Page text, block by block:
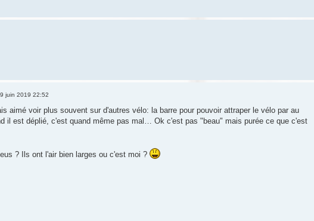
juin 2019 22:52
aimé voir plus souvent sur d'autres vélo: la barre pour pouvoir attraper le vélo par au
il est déplié, c'est quand même pas mal… Ok c'est pas "beau" mais purée ce que c'est
? Ils ont l'air bien larges ou c'est moi ?